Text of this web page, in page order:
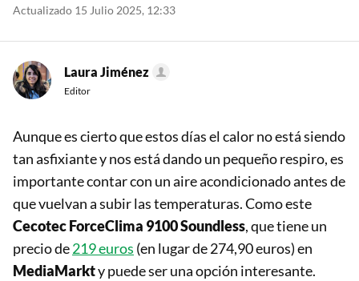
Actualizado 15 Julio 2025, 12:33
Laura Jiménez
Editor
Aunque es cierto que estos días el calor no está siendo
tan asfixiante y nos está dando un pequeño respiro, es
importante contar con un aire acondicionado antes de
que vuelvan a subir las temperaturas. Como este
Cecotec ForceClima 9100 Soundless, que tiene un
precio de219 euros (en lugar de 274,90 euros) en
MediaMarkty puede ser una opción interesante.